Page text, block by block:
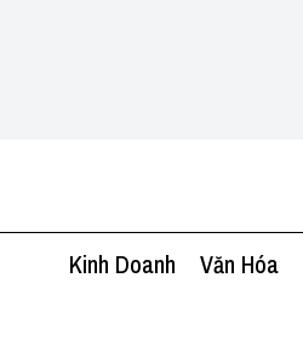
Kinh Doanh Văn Hóa